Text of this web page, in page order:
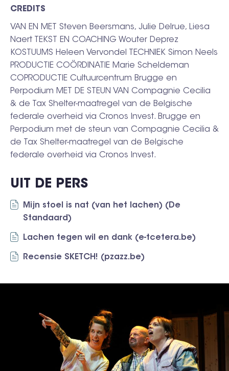
CREDITS
VAN EN MET Steven Beersmans, Julie Delrue, Liesa
Naert TEKST EN COACHING Wouter Deprez
KOSTUUMS Heleen Vervondel TECHNIEK Simon Neels
PRODUCTIE COÖRDINATIE Marie Scheldeman
COPRODUCTIE Cultuurcentrum Brugge en
Perpodium MET DE STEUN VAN Compagnie Cecilia
& de Tax Shelter-maatregel van de Belgische
federale overheid via Cronos Invest. Brugge en
Perpodium met de steun van Compagnie Cecilia &
de Tax Shelter-maatregel van de Belgische
federale overheid via Cronos Invest.
UIT DE PERS
Mijn stoel is nat (van het lachen) (De
Standaard)
Lachen tegen wil en dank (e-tcetera.be)
Recensie SKETCH! (pzazz.be)